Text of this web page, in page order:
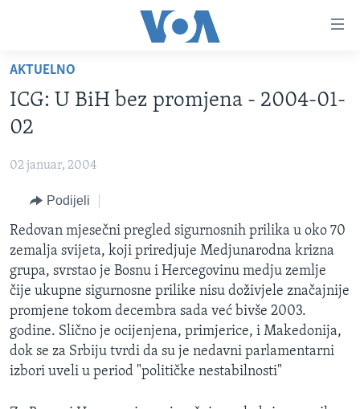
glavni
sadržaj
Pređi
na
glavnu
navigaciju
pretragu
VIJESTI
SJEDINJENE AMERIČKE DRŽAVE
BOSNA I HERCEGOVINA
SVIJET
NAUKA I TEHNOLOGIJA
SPECIJALNI PROJEKTI
KORUPCIJA
SLOBODA MEDIJA
ŽENSKA STRANA
IZBJEGLIČKA STRANA
MAGAZIN
O GLASU AMERIKE
AKTUELNO
ICG: U BiH bez promjena - 2004-01-
02
02 januar, 2004
Podijeli
Redovan mjesečni pregled sigurnosnih prilika u oko 70
zemalja svijeta, koji priredjuje Medjunarodna krizna
grupa, svrstao je Bosnu i Hercegovinu medju zemlje
čije ukupne sigurnosne prilike nisu doživjele značajnije
promjene tokom decembra sada već bivše 2003.
godine. Slično je ocijenjena, primjerice, i Makedonija,
dok se za Srbiju tvrdi da su je nedavni parlamentarni
izbori uveli u period "političke nestabilnosti"